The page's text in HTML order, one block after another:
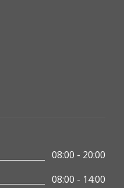
08:00 - 20:00
08:00 - 14:00